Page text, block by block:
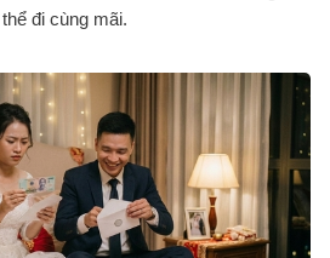
đi cùng mãi.